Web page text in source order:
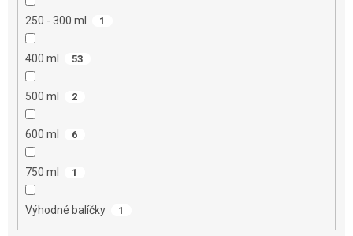
250 - 300 ml 1
400 ml 53
500 ml 2
600 ml 6
750 ml 1
Výhodné balíčky 1